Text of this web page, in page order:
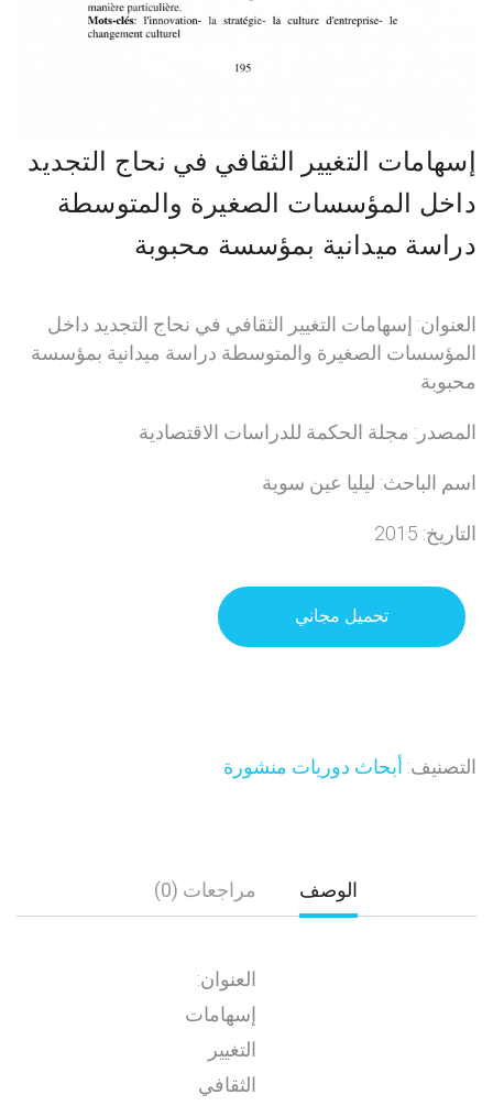
إسهامات التغيير الثقافي في نحاج التجديد
داخل المؤسسات الصغيرة والمتوسطة
دراسة ميدانية بمؤسسة محبوبة
العنوان: إسهامات التغيير الثقافي في نحاج التجديد داخل
المؤسسات الصغيرة والمتوسطة دراسة ميدانية بمؤسسة
محبوبة
المصدر: مجلة الحكمة للدراسات الاقتصادية
اسم الباحث: ليليا عين سوية
التاريخ: 2015
تحميل مجاني
التصنيف: أبحاث دوريات منشورة
الوصف مراجعات (0)
العنوان:
إسهامات
التغيير
الثقافي